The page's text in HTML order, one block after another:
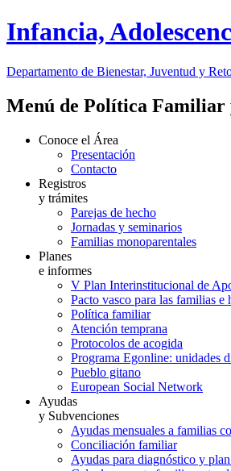
Infancia,
Departamento de Bienestar, Juventud y
Menú de Política
Conoce el Área
Presentación
Contacto
Registros
y trámites
Parejas de hecho
Jornadas y seminarios
Familias monoparentales
Planes
e informes
V Plan Interinstitucional de
Pacto vasco para las familias e
Política familiar
Atención temprana
Protocolos de acogida
Programa Egonline: unidades
Pueblo gitano
European Social Network
Ayudas
y Subvenciones
Ayudas mensuales a familias
Conciliación familiar
Ayudas para diagnóstico y